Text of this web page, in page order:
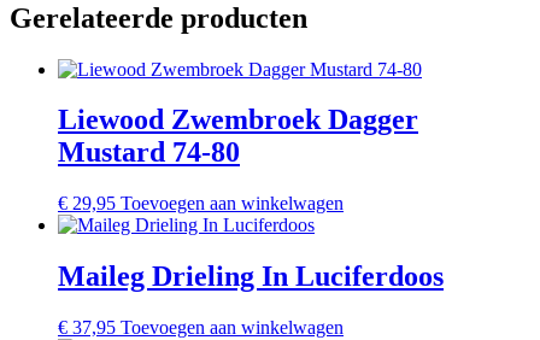
Gerelateerde producten
Liewood Zwembroek Dagger
Mustard 74-80
€ 29,95 Toevoegen aan winkelwagen
Maileg Drieling In Luciferdoos
€ 37,95 Toevoegen aan winkelwagen